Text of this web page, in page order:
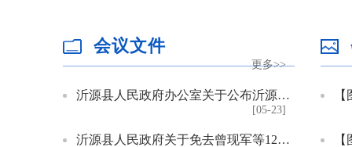
会议文件
更多>>
沂源县人民政府办公室关于公布沂源县人民政府2026年度重大行政决策事项目录的通知
[05-23]
沂源县人民政府关于免去曾现军等12名工作人员职务的通知